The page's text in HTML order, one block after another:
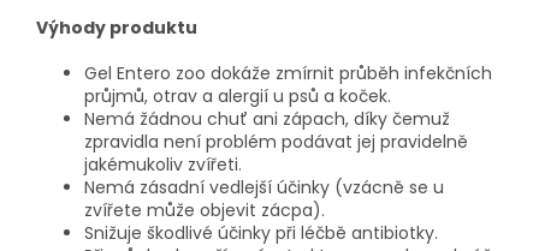
Výhody produktu
Gel Entero zoo dokáže zmírnit průběh infekčních
průjmů, otrav a alergií u psů a koček.
Nemá žádnou chuť ani zápach, díky čemuž
zpravidla není problém podávat jej pravidelně
jakémukoliv zvířeti.
Nemá zásadní vedlejší účinky (vzácně se u
zvířete může objevit zácpa).
Snižuje škodlivé účinky při léčbě antibiotky.